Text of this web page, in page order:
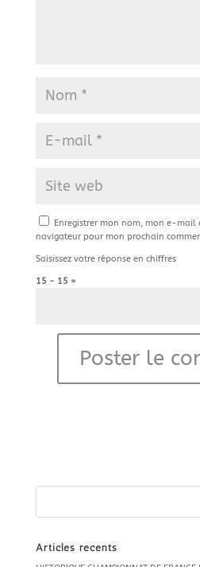
Enregistrer mon nom, mon e-mail
navigateur pour mon prochain
Saisissez votre réponse en chiffres
15 − 15 =
Articles récents